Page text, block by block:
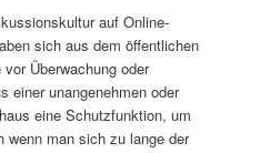
auf Online-
sich aus dem öffentlichen
Überwachung oder
einer unangenehmen oder
eine Schutzfunktion, um
wenn man sich zu lange der